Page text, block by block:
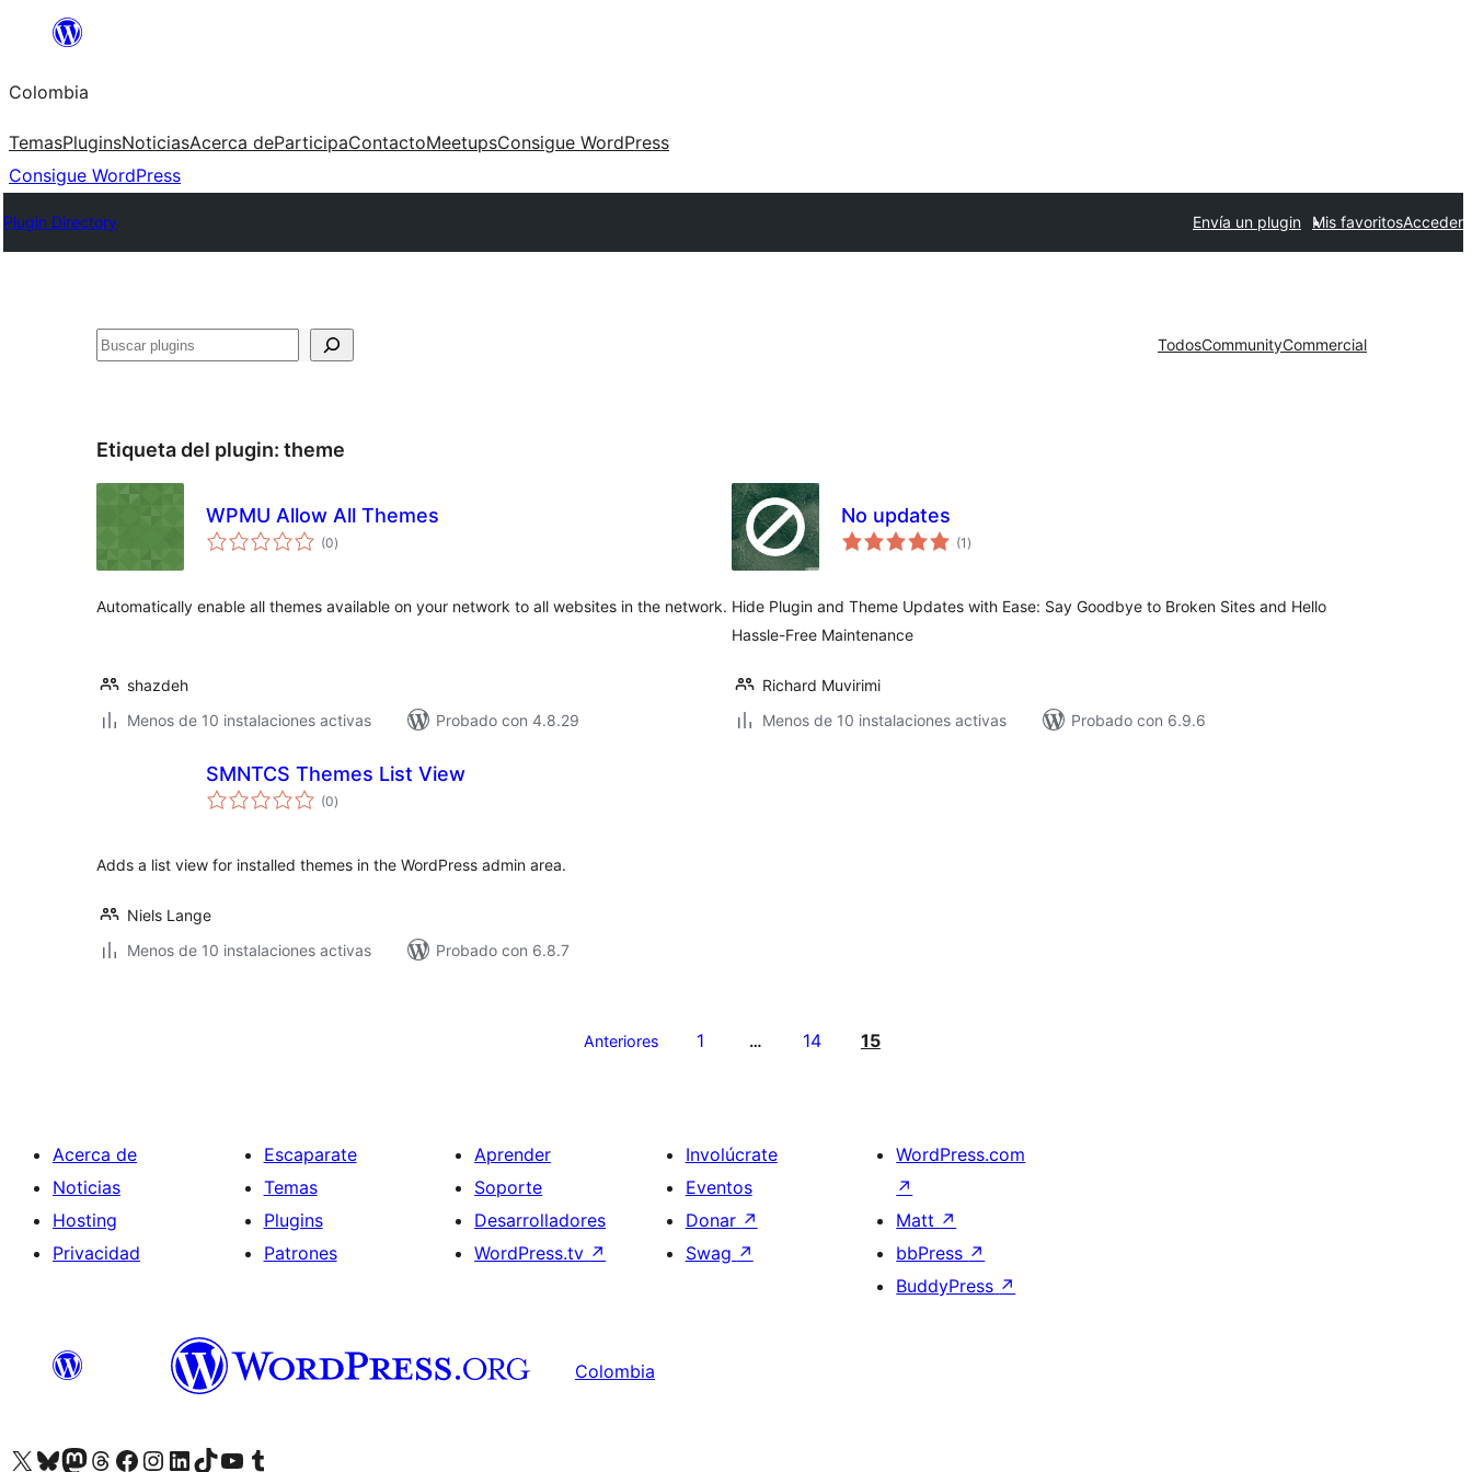
Saltar
contenido
Colombia
TemasPluginsNoticiasAcerca deParticipaContactoMeetupsConsigue WordPress
Consigue WordPress
Plugin Directory Envía un plugin Mis favoritosAcceder
Buscar TodosCommunityCommercial
Etiqueta del plugin: theme
WPMU Allow All Themes
(0total
de
)
Automatically enable all themes available on your network to all websites in the network.
shazdeh
Menos de 10 instalaciones activas
Probado con 4.8.29
No updates
(1 total
de
)
Hide Plugin and Theme Updates with Ease: Say Goodbye to Broken Sites and Hello
Hassle-Free Maintenance
Richard Muvirimi
Menos de 10 instalaciones activas
Probado con 6.9.6
SMNTCS Themes List View
(0total
de
)
Adds a list view for installed themes in the WordPress admin area.
Niels Lange
Menos de 10 instalaciones activas
Probado con 6.8.7
Anteriores 1 … 14 15
Acerca de
Noticias
Hosting
Privacidad
Escaparate
Temas
Plugins
Patrones
Aprender
Soporte
Desarrolladores
WordPress.tv ↗
Involúcrate
Eventos
Donar ↗
Swag ↗
WordPress.com
↗
Matt ↗
bbPress ↗
BuddyPress ↗
Colombia
Visita nuestra cuenta de X (anteriormente Twitter)
Visita nuestra cuenta de Bluesky
Visita nuestra cuenta de Mastodon
Visita nuestra cuenta de Threads
Visita nuestra página de Facebook
Visita nuestra cuenta de Instagram
Visita nuestra cuenta de LinkedIn
Visita nuestra cuenta de TikTok
Visita nuestro canal de YouTube
Visita nuestra cuenta de Tumblr